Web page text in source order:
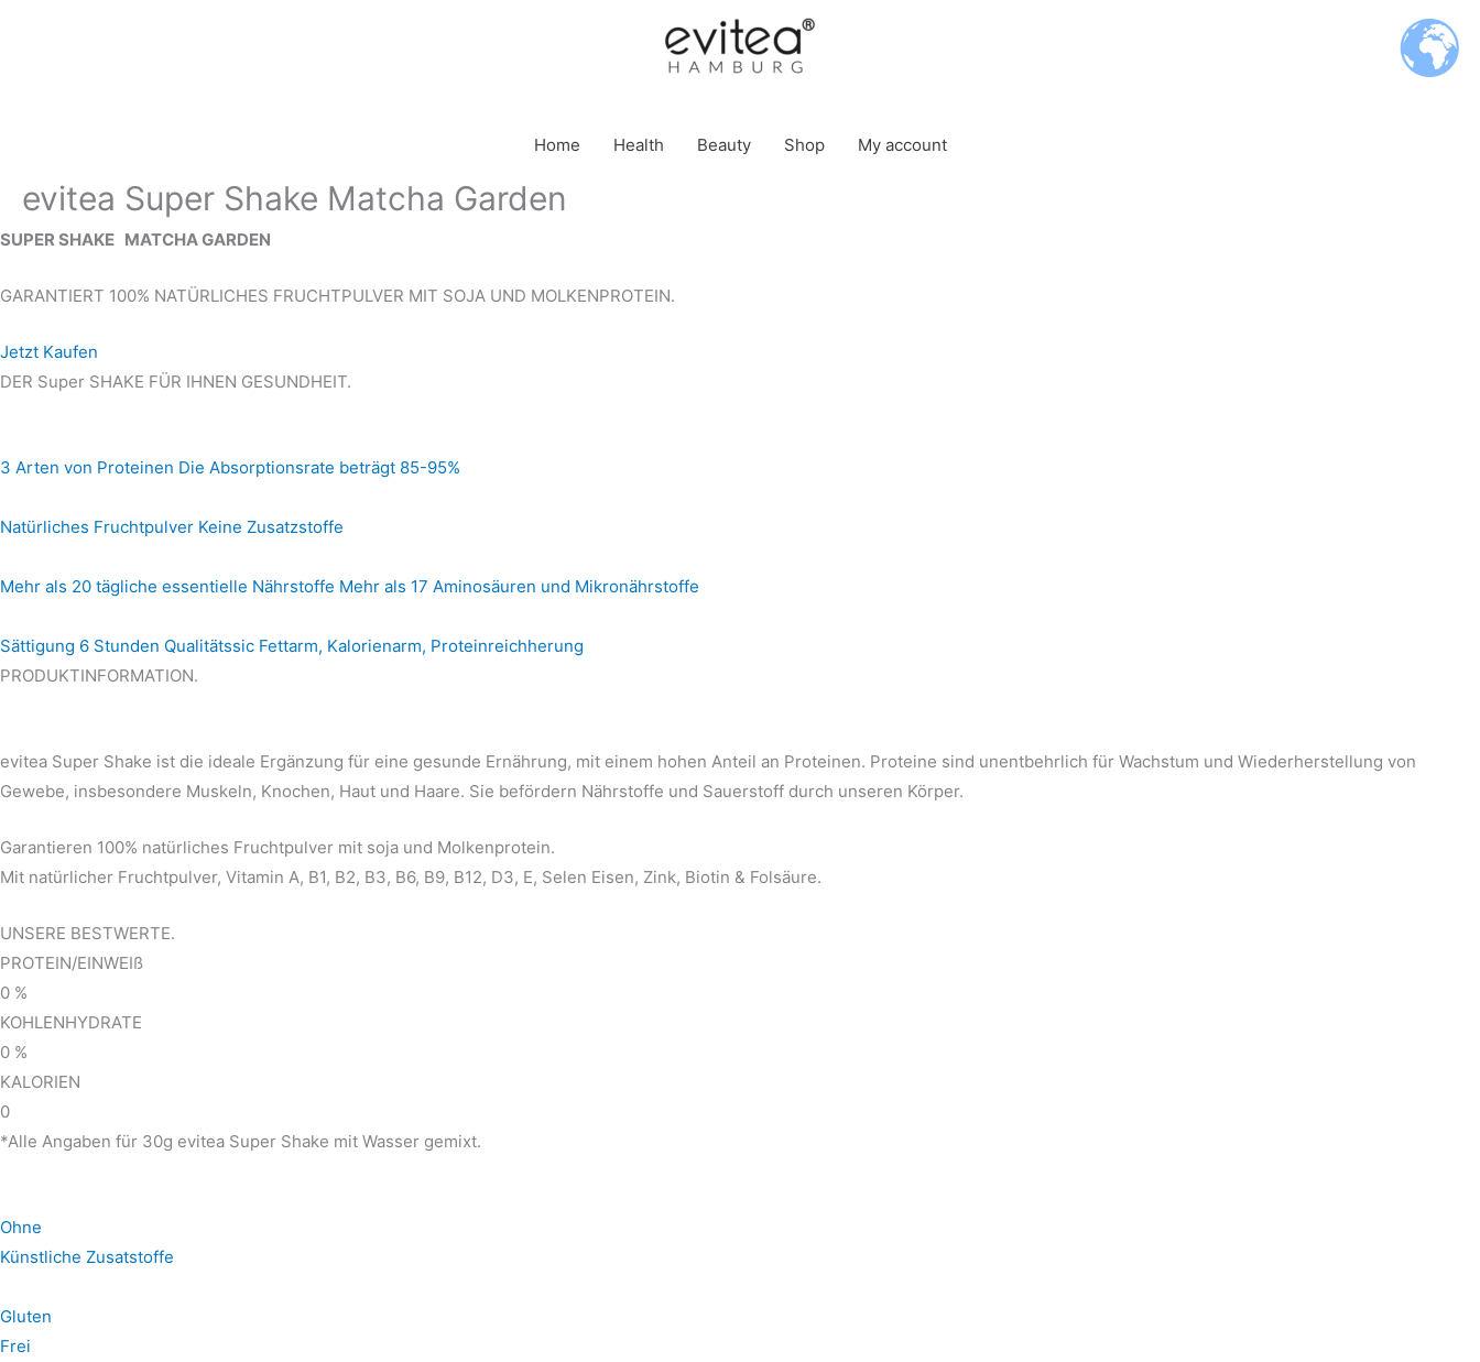
Home Health Beauty Shop My account
evitea Super Shake Matcha Garden
SUPER SHAKE MATCHA GARDEN
GARANTIERT 100% NATÜRLICHES FRUCHTPULVER MIT SOJA UND MOLKENPROTEIN.
Jetzt Kaufen
DER Super SHAKE FÜR IHNEN GESUNDHEIT.
3 Arten von Proteinen Die Absorptionsrate beträgt 85-95%
Natürliches Fruchtpulver Keine Zusatzstoffe
Mehr als 20 tägliche essentielle Nährstoffe Mehr als 17 Aminosäuren und Mikronährstoffe
Sättigung 6 Stunden Qualitätssic Fettarm, Kalorienarm, Proteinreichherung
PRODUKTINFORMATION.
evitea Super Shake ist die ideale Ergänzung für eine gesunde Ernährung, mit einem hohen Anteil an Proteinen. Proteine sind unentbehrlich für Wachstum und Wiederherstellung von
Gewebe, insbesondere Muskeln, Knochen, Haut und Haare. Sie befördern Nährstoffe und Sauerstoff durch unseren Körper.
Garantieren 100% natürliches Fruchtpulver mit soja und Molkenprotein.
Mit natürlicher Fruchtpulver, Vitamin A, B1, B2, B3, B6, B9, B12, D3, E, Selen Eisen, Zink, Biotin & Folsäure.
UNSERE BESTWERTE.
PROTEIN/EINWEIß
0 %
KOHLENHYDRATE
0 %
KALORIEN
0
*Alle Angaben für 30g evitea Super Shake mit Wasser gemixt.
Ohne
Künstliche Zusatstoffe
Gluten
Frei